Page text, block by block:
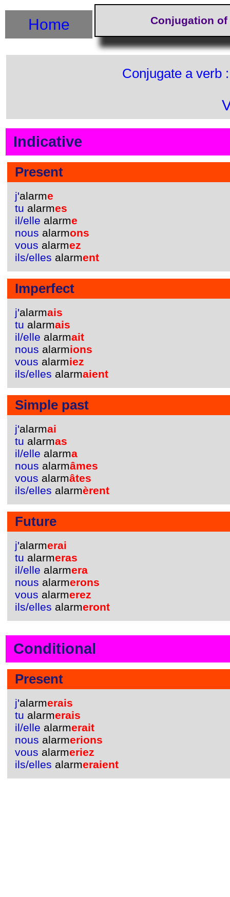
Conjugation
Home
Conjugate a verb
Indicative
Present
j'alarme
tu alarmes
il/elle alarme
nous alarmons
vous alarmez
ils/elles alarment
Imperfect
j'alarmais
tu alarmais
il/elle alarmait
nous alarmions
vous alarmiez
ils/elles alarmaient
Simple past
j'alarmai
tu alarmas
il/elle alarma
nous alarmâmes
vous alarmâtes
ils/elles alarmèrent
Future
j'alarmerai
tu alarmeras
il/elle alarmera
nous alarmerons
vous alarmerez
ils/elles alarmeront
Conditional
Present
j'alarmerais
tu alarmerais
il/elle alarmerait
nous alarmerions
vous alarmeriez
ils/elles alarmeraient